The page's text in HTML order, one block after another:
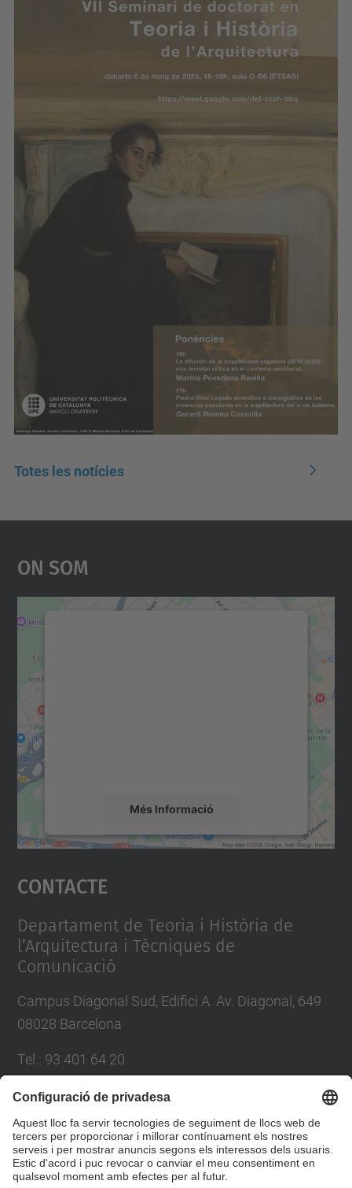
Totes les notícies
On Som
Més Informació
Accepta
powered by
Contacte
Departament de Teoria i Història de
l’Arquitectura i Tècniques de
Comunicació
Campus Diagonal Sud, Edifici A. Av. Diagonal, 649
08028 Barcelona
Tel. : 93 401 64 20
E-mail:direccio.thatc@upc.edu
Directori UPC
Formulari de contacte